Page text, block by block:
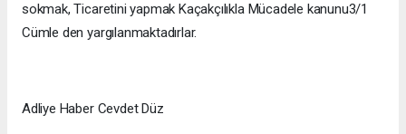
sokmak, Ticaretini yapmak Kaçakçılıkla Mücadele kanunu3/1
Cümle den yargılanmaktadırlar.
Adliye Haber Cevdet Düz